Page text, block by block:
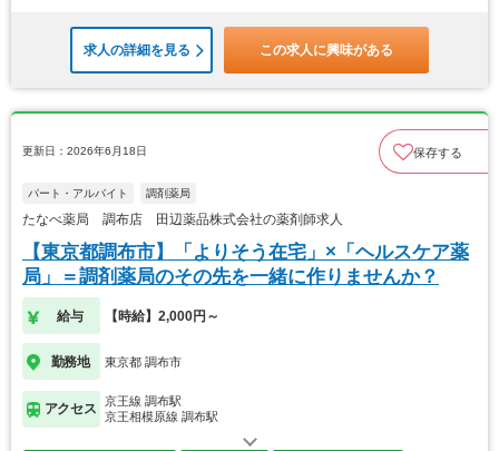
求人の詳細を見る この求人に興味がある
更新日：2026年6月18日 保存する
パート・アルバイト 調剤薬局
たなべ薬局 調布店 田辺薬品株式会社の薬剤師求人
【東京都調布市】「よりそう在宅」×「ヘルスケア薬
局」＝調剤薬局のその先を一緒に作りませんか？
給与 【時給】2,000円～
勤務地 東京都 調布市
アクセス
京王線 調布駅
京王相模原線 調布駅